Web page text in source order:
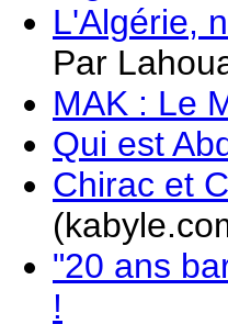
L'Algérie,
Par
MAK : Le
Qui est
Chirac et
"20 ans
!